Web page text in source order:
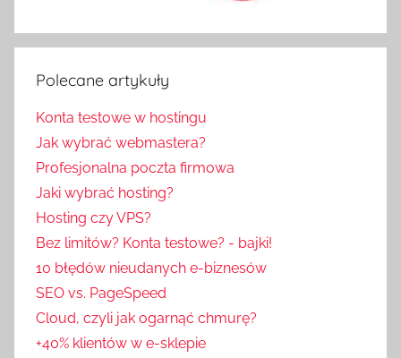
Polecane artykuły
Konta testowe w hostingu
Jak wybrać webmastera?
Profesjonalna poczta firmowa
Jaki wybrać hosting?
Hosting czy VPS?
Bez limitów? Konta testowe? - bajki!
10 błędów nieudanych e-biznesów
SEO vs. PageSpeed
Cloud, czyli jak ogarnąć chmurę?
+40% klientów w e-sklepie